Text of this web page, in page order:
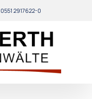
0551 2917622-0